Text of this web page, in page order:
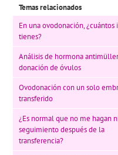
Temas relacionados
En una ovodonación, ¿cuántos
tienes?
Análisis de hormona
donación de óvulos
Ovodonación con un solo
transferido
¿Es normal que no me hagan
seguimiento después de la
transferencia?